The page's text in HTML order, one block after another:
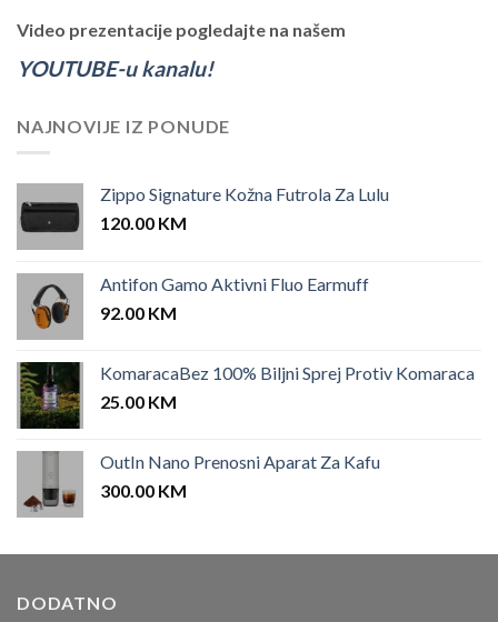
Video prezentacije pogledajte na našem
YOUTUBE-u kanalu!
NAJNOVIJE IZ PONUDE
Zippo Signature Kožna Futrola Za Lulu
120.00 KM
Antifon Gamo Aktivni Fluo Earmuff
92.00 KM
KomaracaBez 100% Biljni Sprej Protiv Komaraca
25.00 KM
OutIn Nano Prenosni Aparat Za Kafu
300.00 KM
DODATNO